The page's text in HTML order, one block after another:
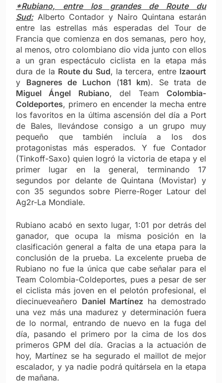
*Rubiano, entre los grandes de Route du
Sud:Alberto Contador y Nairo Quintana estarán
entre las estrellas más esperadas del Tour de
Francia que comienza en dos semanas, pero hoy,
al menos, otro colombiano dio vida junto con ellos
a un gran espectáculo ciclista en la etapa más
dura de la Route du Sud, la tercera, entre Izaourt
y Bagneres de Luchon (181 km). Se trata de
Miguel Ángel Rubiano, del TeamColombia-
Coldeportes, primero en encender la mecha entre
los favoritos en la última ascensión del día a Port
de Bales, llevándose consigo a un grupo muy
pequeño que también incluía a los dos
protagonistas más esperados. Y fue Contador
(Tinkoff-Saxo) quien logró la victoria de etapa y el
primer lugar en la general, terminando 17
segundos por delante de Quintana (Movistar) y
con 35 segundos sobre Pierre-Roger Latour del
Ag2r-La Mondiale.
Rubiano acabó en sexto lugar, 1:01 por detrás del
ganador, que ocupa la misma posición en la
clasificación general a falta de una etapa para la
conclusión de la prueba. La excelente prueba de
Rubiano no fue la única que cabe señalar para el
Team Colombia-Coldeportes, pues a pesar de ser
el ciclista más joven en el pelotón profesional, el
diecinueveañero Daniel Martínez ha demostrado
una vez más una madurez y determinación fuera
de lo normal, entrando de nuevo en la fuga del
día, pasando el primero por la cima de los dos
primeros GPM del día. Gracias a la actuación de
hoy, Martínez se ha segurado el maillot de mejor
escalador, y ya nadie podrá quitársela en la etapa
de mañana.